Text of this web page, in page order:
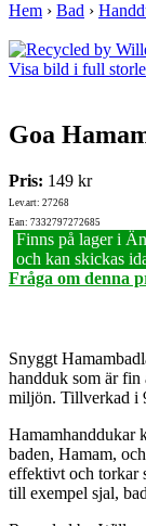
Hem › Bad ›
Visa bild i full
Goa
Pris: 149 kr
Lev.art: 27268
Ean: 7332797272685
Finns på lager i
och kan skickas
Fråga om denna
Snyggt
handduk som är fin
miljön. Tillverkad i
Hamamhanddukar
baden, Hamam,
effektivt och torkar
till exempel sjal,